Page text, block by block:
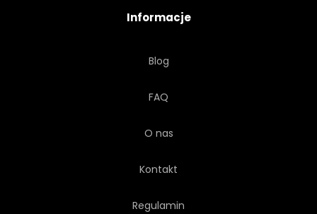
Informacje
Blog
FAQ
O nas
Kontakt
Regulamin